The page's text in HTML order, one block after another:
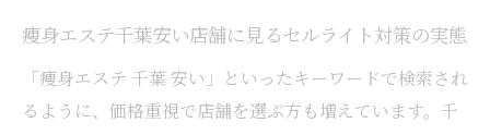
の秘訣
セルライト対策で目立たなくする習慣化の
痩身エステ千葉安い店舗に見るセルライト対策の実態
「痩身エステ 千葉 安い」といったキーワードで検索され
るように、価格重視で店舗を選ぶ方も増えています。千